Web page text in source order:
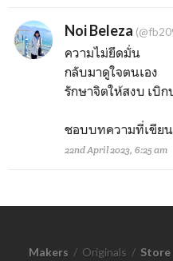
Noi Beleza
ความไม่ยึดมั่น
กลับมาดูใจตนเอง
รักษาจิตให้สงบ เบิ
ชอบบทความที่เขียน
22nd April 2023, 6:25 am
Makers / Originals / Store